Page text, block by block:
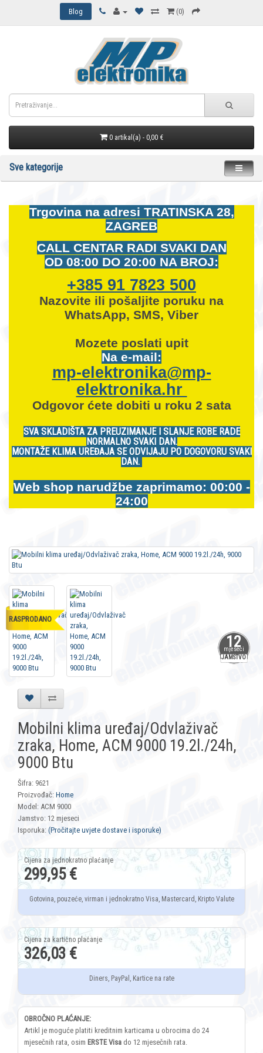
Blog (0)
0 artikal(a) - 0,00 €
Sve kategorije
Trgovina na adresi TRATINSKA 28,
ZAGREB
CALL CENTAR RADI SVAKI DAN
OD 08:00 DO 20:00 NA BROJ:
+385 91 7823 500
Nazovite ili pošaljite poruku na
WhatsApp, SMS, Viber
Mozete poslati upit
Na e-mail:
mp-elektronika@mp-
elektronika.hr
Odgovor ćete dobiti u roku 2 sata
SVA SKLADIŠTA ZA PREUZIMANJE I SLANJE ROBE RADE
NORMALNO SVAKI DAN.
MONTAŽE KLIMA UREĐAJA SE ODVIJAJU PO DOGOVORU SVAKI
DAN.
Web shop narudžbe zaprimamo: 00:00 -
24:00
12
mjeseci
JAMSTVO
RASPRODANO
Mobilni klima uređaj/Odvlaživač
zraka, Home, ACM 9000 19.2l./24h,
9000 Btu
Šifra: 9621
Proizvođač: Home
Model: ACM 9000
Jamstvo: 12 mjeseci
Isporuka: (Pročitajte uvjete dostave i isporuke)
299,95 €
Gotovina, pouzeće, virman i jednokratno Visa, Mastercard, Kripto Valute
326,03 €
Diners, PayPal, Kartice na rate
OBROČNO PLAĆANJE:
Artikl je moguće platiti kreditnim karticama u obrocima do 24
mjesečnih rata, osim ERSTE Visa do 12 mjesečnih rata.